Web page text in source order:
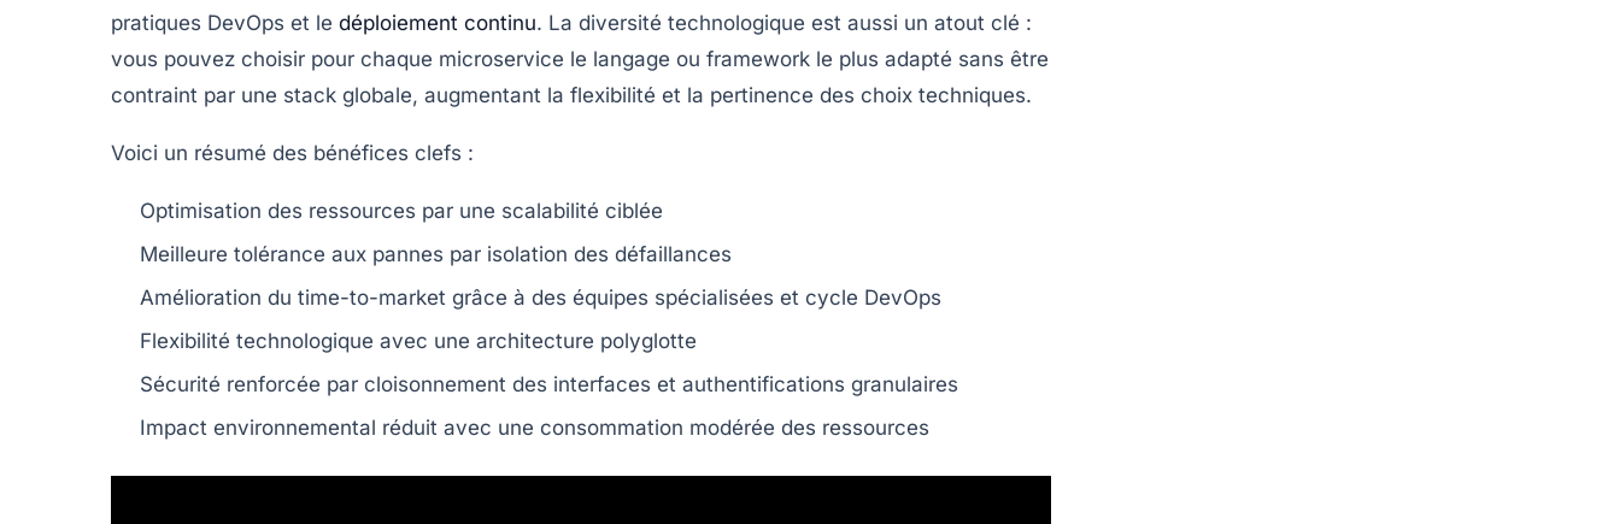
pratiques DevOps et le déploiement continu. La diversité technologique est aussi un atout clé :
vous pouvez choisir pour chaque microservice le langage ou framework le plus adapté sans être
contraint par une stack globale, augmentant la flexibilité et la pertinence des choix techniques.
Voici un résumé des bénéfices clefs :
Optimisation des ressources par une scalabilité ciblée
Meilleure tolérance aux pannes par isolation des défaillances
Amélioration du time-to-market grâce à des équipes spécialisées et cycle DevOps
Flexibilité technologique avec une architecture polyglotte
Sécurité renforcée par cloisonnement des interfaces et authentifications granulaires
Impact environnemental réduit avec une consommation modérée des ressources